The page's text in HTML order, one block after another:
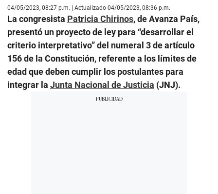
04/05/2023, 08:27 p.m. | Actualizado 04/05/2023, 08:36 p.m.
La congresista Patricia Chirinos, de Avanza País,
presentó un proyecto de ley para “desarrollar el
criterio interpretativo” del numeral 3 de artículo
156 de la Constitución, referente a los límites de
edad que deben cumplir los postulantes para
integrar la Junta Nacional de Justicia (JNJ).